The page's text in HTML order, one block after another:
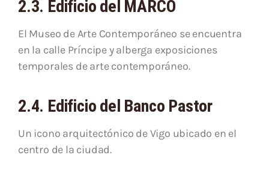
2.3. Edificio del MARCO
El Museo de Arte Contemporáneo se encuentra
en la calle Príncipe y alberga exposiciones
temporales de arte contemporáneo.
2.4. Edificio del Banco Pastor
Un icono arquitectónico de Vigo ubicado en el
centro de la ciudad.